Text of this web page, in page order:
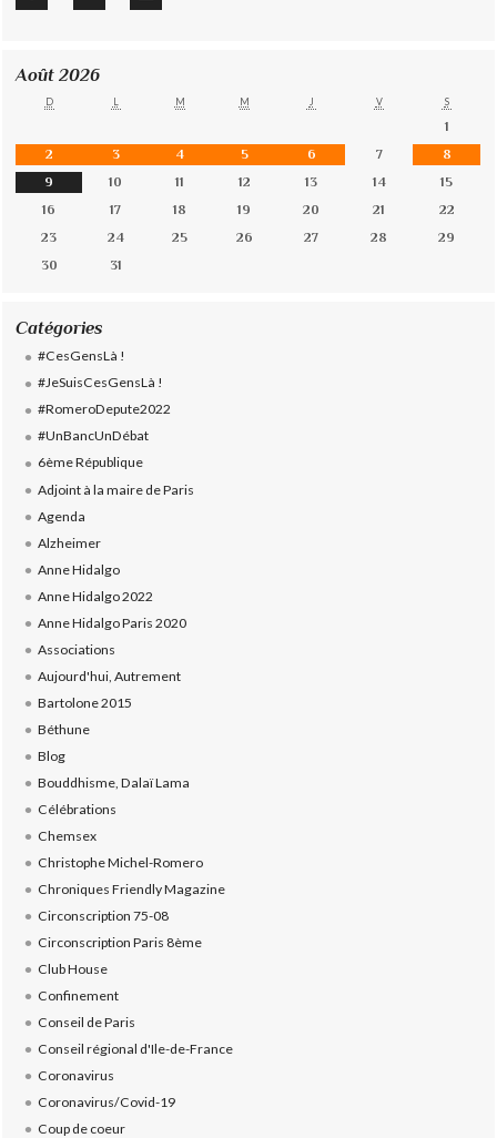
Août 2026
D L M M J V S
1
2
3 4 5 6 7
8
9
10 11 12 13 14
15
16
17 18 19 20 21
22
23
24 25 26 27 28
29
30
31
Catégories
#CesGensLà !
#JeSuisCesGensLà !
#RomeroDepute2022
#UnBancUnDébat
6ème République
Adjoint à la maire de Paris
Agenda
Alzheimer
Anne Hidalgo
Anne Hidalgo 2022
Anne Hidalgo Paris 2020
Associations
Aujourd'hui, Autrement
Bartolone 2015
Béthune
Blog
Bouddhisme, Dalaï Lama
Célébrations
Chemsex
Christophe Michel-Romero
Chroniques Friendly Magazine
Circonscription 75-08
Circonscription Paris 8ème
Club House
Confinement
Conseil de Paris
Conseil régional d'Ile-de-France
Coronavirus
Coronavirus/Covid-19
Coup de coeur